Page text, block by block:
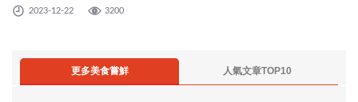
馨有愛的桃園龜山區，當天元旦升旗典禮中，龜山區公所還為
2023-12-22 3200
更多美食嘗鮮 人氣文章TOP10